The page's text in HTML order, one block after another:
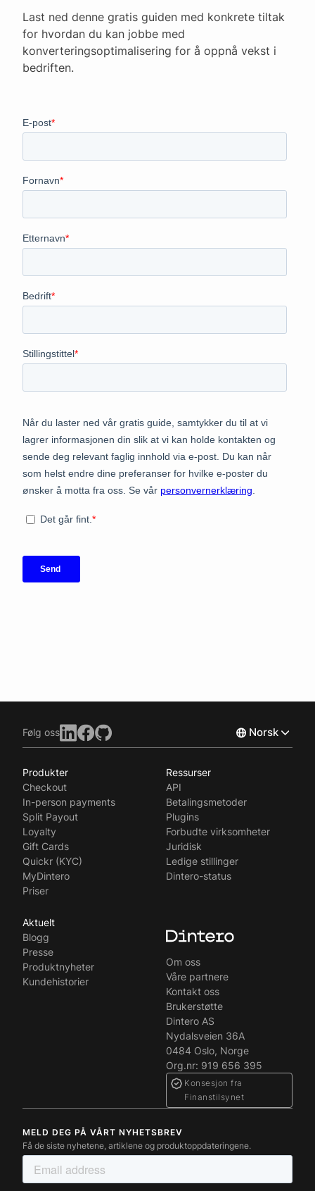
Last ned denne gratis guiden med konkrete tiltak
for hvordan du kan jobbe med
konverteringsoptimalisering for å oppnå vekst i
bedriften.
Følg oss Norsk
Svenska
Produkter
Checkout
In-person payments
Split Payout
Loyalty
Gift Cards
Quickr (KYC)
MyDintero
Priser
Ressurser
API
Betalingsmetoder
Plugins
Forbudte virksomheter
Juridisk
Ledige stillinger
Dintero-status
Aktuelt
Blogg
Presse
Produktnyheter
Kundehistorier
Om oss
Våre partnere
Kontakt oss
Brukerstøtte
Dintero AS
Nydalsveien 36A
0484 Oslo, Norge
Org.nr: 919 656 395
Konsesjon fra
Finanstilsynet
MELD DEG PÅ VÅRT NYHETSBREV
Få de siste nyhetene, artiklene og produktoppdateringene.